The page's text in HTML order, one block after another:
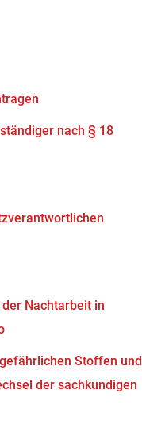
nach § 18
Nachtarbeit in
Stoffen und
der sachkundigen